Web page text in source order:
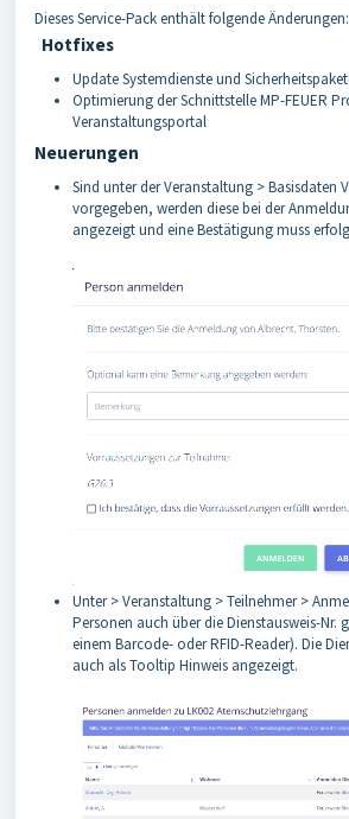
Dieses Service-Pack enthält folgende Änderungen:
Hotfixes
Update Systemdienste und
Optimierung der Schnittstelle MP-FEUER
Veranstaltungsportal
Neuerungen
Sind unter der Veranstaltung > Basisdaten
vorgegeben, werden diese bei der
angezeigt und eine Bestätigung muss
Unter > Veranstaltung > Teilnehmer >
Personen auch über die Dienstausweis-Nr.
einem Barcode- oder RFID-Reader). Die
auch als Tooltip Hinweis angezeigt.